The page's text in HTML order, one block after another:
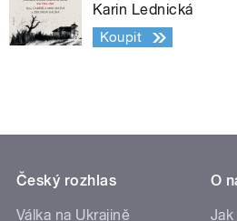
Karin Lednická
Koupit
Český rozhlas
Válka na Ukrajině
O
Jak